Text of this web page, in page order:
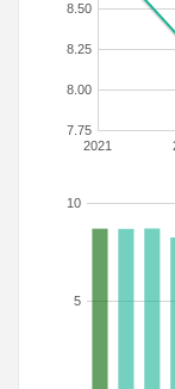
2021
7.75
8.00
8.25
8.50
5
10